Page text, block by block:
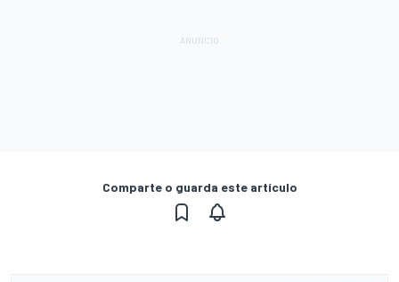
Comparte o guarda este artículo